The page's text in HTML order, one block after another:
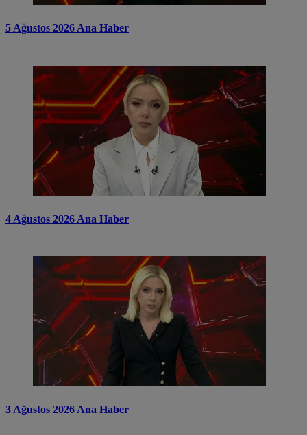
5 Ağustos 2026 Ana Haber
4 Ağustos 2026 Ana Haber
3 Ağustos 2026 Ana Haber